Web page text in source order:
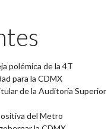
polémica de la 4T
para la CDMX
de la Auditoría Superior
del Metro